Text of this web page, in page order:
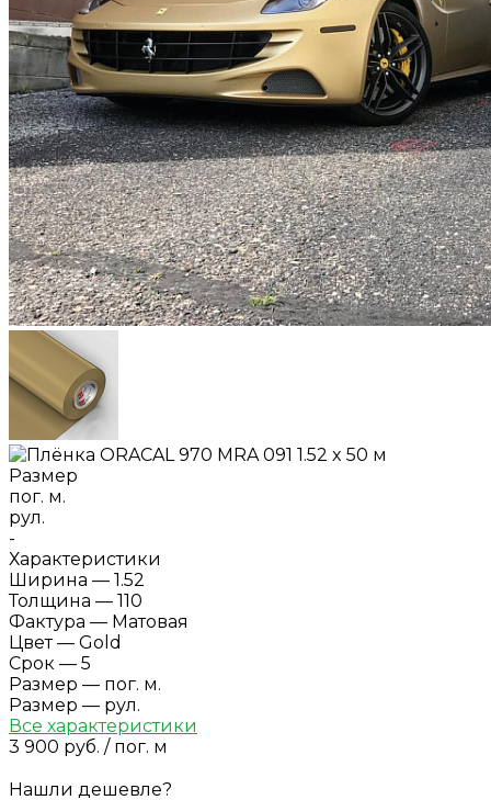
Размер
пог. м.
рул.
-
Характеристики
Ширина — 1.52
Толщина — 110
Фактура — Матовая
Цвет — Gold
Срок — 5
Размер — пог. м.
Размер — рул.
Все характеристики
3 900 руб. / пог. м
Нашли дешевле?